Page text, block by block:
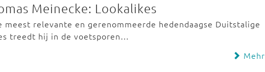
Meinecke: Lookalikes
meest relevante en gerenommeerde hedendaagse Duitstalige
treedt hij in de voetsporen…
Mehr